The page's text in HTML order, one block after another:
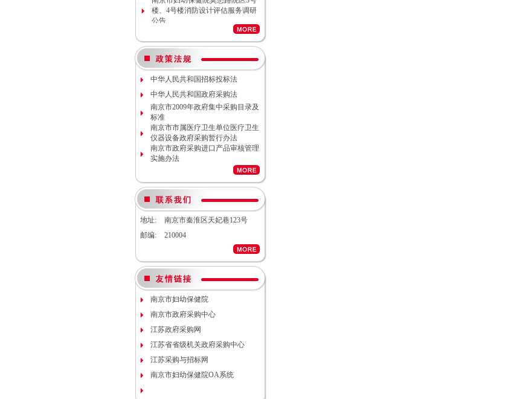
楼、4号楼消防设计评估服务调研
公告
南京市妇幼保健院莫愁路院区3号
楼、4号楼消防安全评估服务调研
公告
南京市妇幼保健院丁家庄院区病理
科密集架项目现场勘察调研邀请
南京市妇幼保健院院内专项资金结
南京市妇幼保健院数字化血管造影
机维保项目（项目编号NJFYCG-
2026S10）更正公告
南京市妇幼保健院院内工程结算审
计服务调研公告
南京市妇幼保健院生命体征检测仪
项目（项目编号NJFYCG-
南京市妇幼保健院实验动物单元环
境维持与清洁消毒系统（小鼠笼
具）项目院内咨询讨论会
南京市妇幼保健院医用耗材
（NJFYCG-202611）院内比选项目
通知
南京市妇幼保健院建院90周年宣传
南京市妇幼保健院双源CT、3.0T核
磁等设备维保服务院内咨询讨论会
南京市妇幼保健院护理部模型项目
说明
南京市妇幼保健院减压沸腾式清洗
机项目（编号：NJFYCG-
2025DS12）开标时间的更正通知
南京市妇幼保健院“金陵托育”微信
运营服务项目调研公告
关于南京市妇幼保健院病理科送第
三方检测（NJFYCG-202543）院内
比选项目的通知
中华人民共和国招标投标法
中华人民共和国政府采购法
南京市2009年政府集中采购目录及
标准
南京市市属医疗卫生单位医疗卫生
仪器设备政府采购暂行办法
南京市政府采购进口产品审核管理
实施办法
地址:
南京市秦淮区天妃巷123号
邮编:
210004
南京市妇幼保健院
南京市政府采购中心
江苏政府采购网
江苏省省级机关政府采购中心
江苏采购与招标网
南京市妇幼保健院OA系统